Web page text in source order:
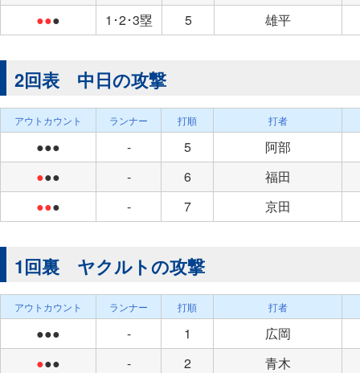
●●● 1･2･3塁 5 雄平
2回表 中日の攻撃
アウトカウント ランナー 打順 打者
●●● - 5
阿部
●●● - 6
福田
●●● - 7 京田
1回裏 ヤクルトの攻撃
アウトカウント ランナー 打順 打者
●●● - 1
広岡
●●● - 2
青木